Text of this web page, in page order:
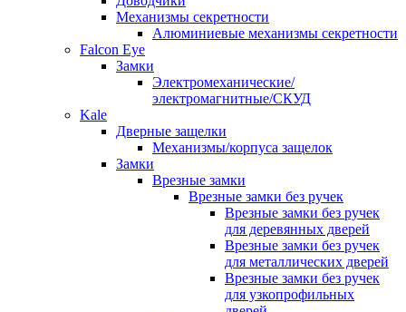
Механизмы секретности
Алюминиевые механизмы секретности
Falcon Eye
Замки
Электромеханические/
электромагнитные/СКУД
Kale
Дверные защелки
Механизмы/корпуса защелок
Замки
Врезные замки
Врезные замки без ручек
Врезные замки без ручек
для деревянных дверей
Врезные замки без ручек
для металлических дверей
Врезные замки без ручек
для узкопрофильных